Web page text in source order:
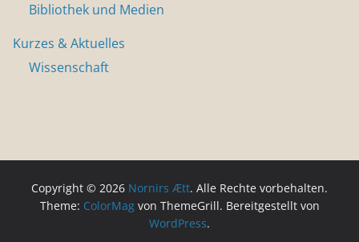
Bibliothek und Medien
Kurzes & Aktuelles
Wissenschaft
Copyright © 2026 Nornirs Ætt. Alle Rechte vorbehalten.
Theme: ColorMagvon ThemeGrill. Bereitgestellt von
WordPress.